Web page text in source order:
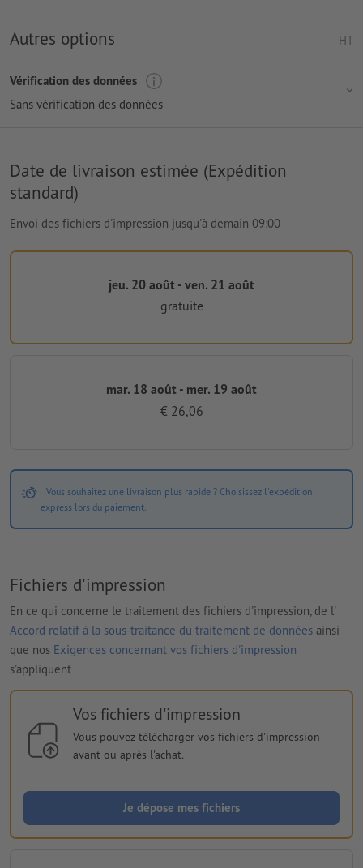
Autres options HT
Vérification des données
Sans vérification des données
Date de livraison estimée (Expédition
standard)
Envoi des fichiers d'impression jusqu'à demain 09:00
jeu. 20 août - ven. 21 août
gratuite
mar. 18 août - mer. 19 août
€ 26,06
Vous souhaitez une livraison plus rapide ? Choisissez l'expédition
express lors du paiement.
Fichiers d'impression
En ce qui concerne le traitement des fichiers d'impression, de l'
Accord relatif à la sous-traitance du traitement de données ainsi
que nos Exigences concernant vos fichiers d'impression
s'appliquent
Vos fichiers d'impression
Vous pouvez télécharger vos fichiers d'impression
avant ou après l'achat.
Je dépose mes fichiers